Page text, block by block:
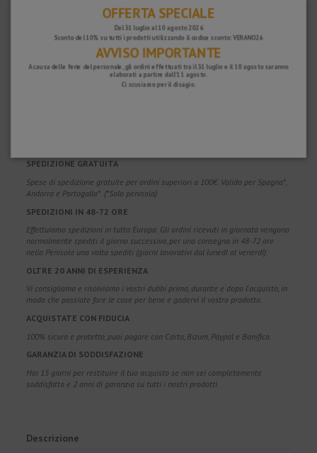
SPEDIZIONE GRATUITA
Spese di spedizione gratuite per ordini superiori a 100€. Valido per Spagna*,
Andorra e Portogallo*. (*Solo penisola)
SPEDIZIONI IN 48-72 ORE
Effettuiamo spedizioni in tutta Europa. Gli ordini ricevuti in giornata vengono
normalmente spediti il giorno successivo, per una consegna in 48-72 ore
nella Penisola una volta spediti (giorni lavorativi dal lunedì al venerdì).
OLTRE 20 ANNI DI ESPERIENZA
Vi consigliamo e risolviamo i vostri dubbi prima, durante e dopo l'acquisto, in
modo che possiate fare le cose per bene e godervi il vostro prodotto.
ACQUISTATE CON FIDUCIA
100% sicuro e protetto, puoi pagare con Carta, Bizum, Paypal e Bonifico.
GARANZIA DI SODDISFAZIONE
Hai 15 giorni per restituire il tuo acquisto se non sei completamente
soddisfatto e 2 anni di garanzia su tutti i nostri prodotti.
Descrizione
OFFERTA SPECIALE
Dal 31 luglio al 10 agosto 2026
Sconto del 10% su tutti i prodotti utilizzando il codice sconto: VERANO26
AVVISO IMPORTANTE
A causa delle ferie del personale, gli ordini effettuati tra il 31 luglio e il 10 agosto saranno
elaborati a partire dall'11 agosto.
Ci scusiamo per il disagio.